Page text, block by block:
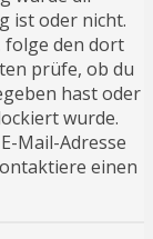
ist oder nicht.
folge den dort
prüfe, ob du
hast oder
wurde.
Mail-Adresse
einen